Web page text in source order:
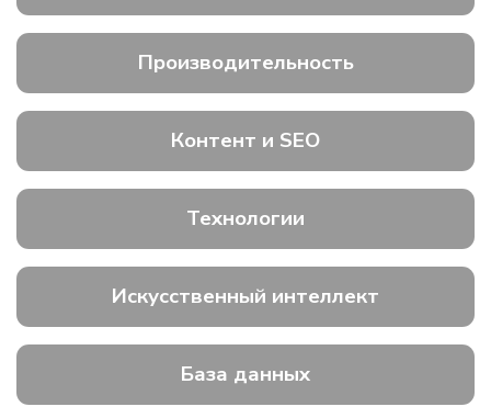
Производительность
Контент и SEO
Технологии
Искусственный интеллект
База данных